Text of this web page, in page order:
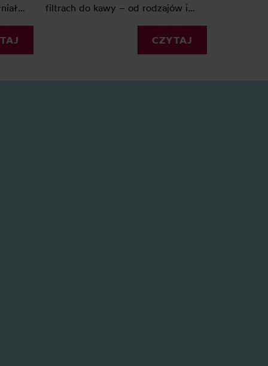
po
filtrach do kawy – od rodzajów i
rozmiarów, po praktyczne
wskazówki, jak z nich korzystać.
CZYTAJ